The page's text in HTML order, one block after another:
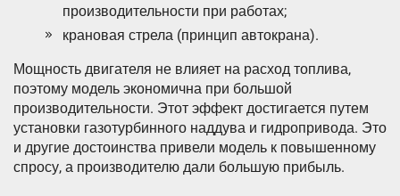
производительности при работах;
крановая стрела (принцип автокрана).
Мощность двигателя не влияет на расход топлива,
поэтому модель экономична при большой
производительности. Этот эффект достигается путем
установки газотурбинного наддува и гидропривода. Это
и другие достоинства привели модель к повышенному
спросу, а производителю дали большую прибыль.